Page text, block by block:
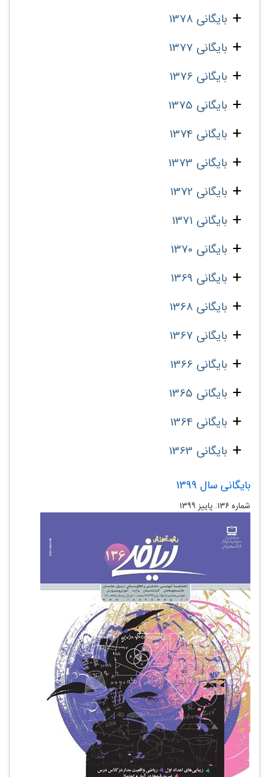
بایگانی 1378
بایگانی 1377
بایگانی 1376
بایگانی 1375
بایگانی 1374
بایگانی 1373
بایگانی 1372
بایگانی 1371
بایگانی 1370
بایگانی 1369
بایگانی 1368
بایگانی 1367
بایگانی 1366
بایگانی 1365
بایگانی 1364
بایگانی 1363
بایگانی سال 1399
شماره ۱۳۶. پاییز ۱۳۹۹